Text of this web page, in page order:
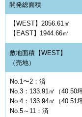
開発総面積
【WEST】2056.61㎡
【EAST】1944.66㎡
敷地面積【WEST】
（売地）
No.1〜2：済
No.3：133.91㎡（40.50坪
No.4：133.94㎡（40.51坪
No.5～11：済